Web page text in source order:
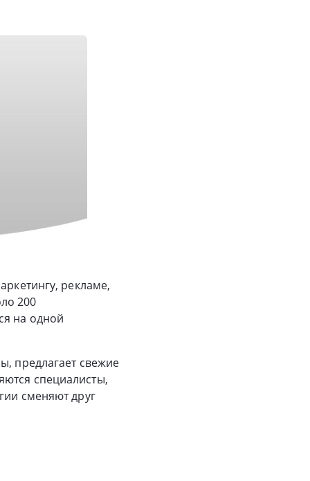
рекламе,
200
на одной
предлагает свежие
специалисты,
сменяют друг